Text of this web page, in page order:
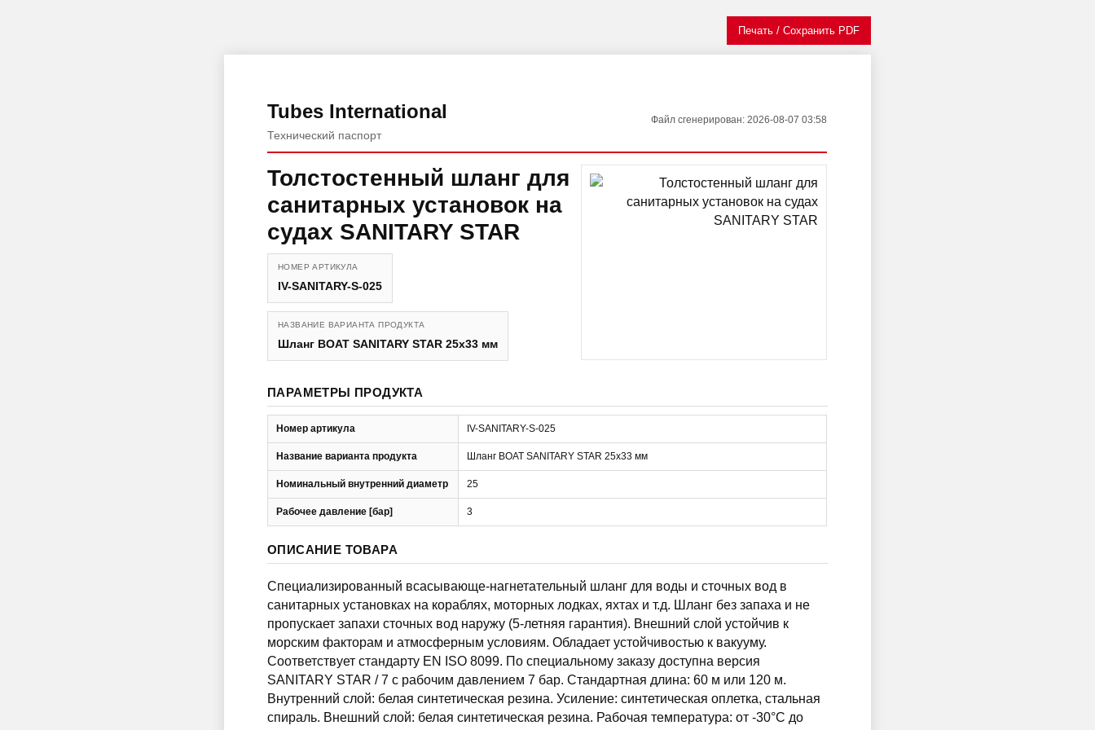
Печать / Сохранить PDF
Tubes International
Технический паспорт
Файл сгенерирован: 2026-08-07 03:58
Толстостенный шланг для
санитарных установок на
судах SANITARY STAR
НОМЕР АРТИКУЛА
IV-SANITARY-S-025
НАЗВАНИЕ ВАРИАНТА ПРОДУКТА
Шланг BOAT SANITARY STAR 25x33 мм
ПАРАМЕТРЫ ПРОДУКТА
Номер артикула IV-SANITARY-S-025
Название варианта продукта Шланг BOAT SANITARY STAR 25x33 мм
Номинальный внутренний диаметр 25
Рабочее давление [бар] 3
ОПИСАНИЕ ТОВАРА
Специализированный всасывающе-нагнетательный шланг для воды и сточных вод в
санитарных установках на кораблях, моторных лодках, яхтах и т.д. Шланг без запаха и не
пропускает запахи сточных вод наружу (5-летняя гарантия). Внешний слой устойчив к
морским факторам и атмосферным условиям. Обладает устойчивостью к вакууму.
Соответствует стандарту EN ISO 8099. По специальному заказу доступна версия
SANITARY STAR / 7 с рабочим давлением 7 бар. Стандартная длина: 60 м или 120 м.
Внутренний слой: белая синтетическая резина. Усиление: синтетическая оплетка, стальная
спираль. Внешний слой: белая синтетическая резина. Рабочая температура: от -30°C до